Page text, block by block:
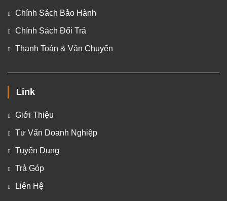
Chính Sách Bảo Hành
Chính Sách Đổi Trả
Thanh Toán & Vận Chuyển
Link
Giới Thiệu
Tư Vấn Doanh Nghiệp
Tuyển Dụng
Trả Góp
Liên Hệ